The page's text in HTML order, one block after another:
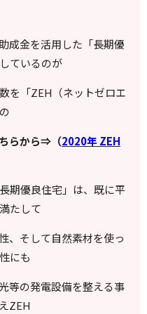
成金を活用した「長期優
ているのが
を「ZEH（ネットゼロエ
らから⇒（2020年 ZEH
期優良住宅」は、既に平
たして
、そして自然素材を使っ
にも
等の発電設備を整える事
ZEH